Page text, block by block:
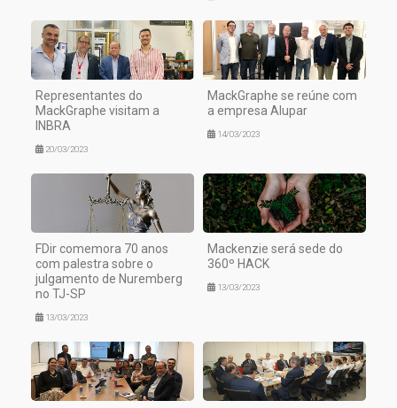
Representantes do
MackGraphe visitam a
INBRA
20/03/2023
MackGraphe se reúne com
a empresa Alupar
14/03/2023
FDir comemora 70 anos
com palestra sobre o
julgamento de Nuremberg
no TJ-SP
13/03/2023
Mackenzie será sede do
360º HACK
13/03/2023